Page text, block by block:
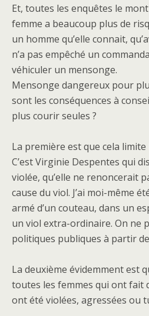
Et, toutes les enquêtes le
femme a beaucoup plus de
un homme qu’elle connait,
n’a pas empêché un
véhiculer un mensonge.
Mensonge dangereux pour
sont les conséquences à
plus courir seules ?
La première est que cela
C’est Virginie Despentes qui
violée, qu’elle ne renoncerait
cause du viol. J’ai moi-même
armé d’un couteau, dans un
un viol extra-ordinaire. On ne
politiques publiques à partir
La deuxième évidemment est
toutes les femmes qui ont fait
ont été violées, agressées ou